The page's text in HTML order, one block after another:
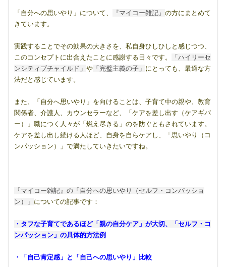
「自分への思いやり」について、 『マイコー雑記』 の方にまとめて
きています。
実践することでその効果の大きさを、私自身ひしひしと感じつつ、
このコンセプトに出合えたことに感謝する日々です。
「ハイリーセ
ンシティブチャイルド」 や「完璧主義の子」 にとっても、最適な方
法だと感じています。
また、「自分へ思いやり」を向けることは、子育て中の親や、教育
関係者、介護人、カウンセラーなど、「ケアを差し出す（ケアギバ
ー）」職につく人々が「燃え尽きる」のを防ぐともされています。
ケアを差し出し続ける人ほど、自身を自らケアし、「思いやり（コ
ンパッション）」で満たしていきたいですね。
『マイコー雑記』の「自分への思いやり（セルフ・コンパッショ
ン）」 についての記事です：
・タフな子育てであるほど「親の自分ケア」が大切、「セルフ・コ
ンパッション」の具体的方法例
・「自己肯定感」と「自己への思いやり」比較